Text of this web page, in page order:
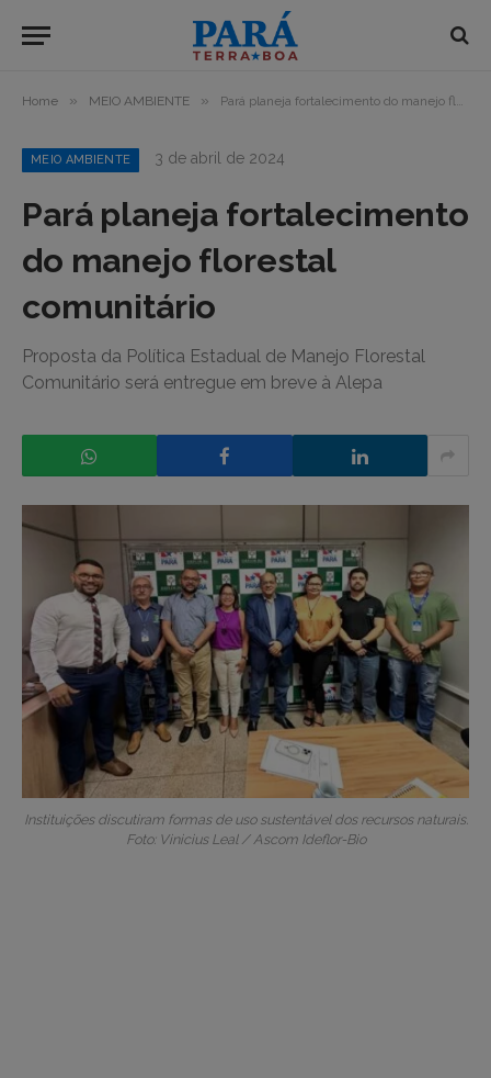
Home » MEIO AMBIENTE » Pará planeja fortalecimento do manejo florestal comunitário
MEIO AMBIENTE 3 de abril de 2024
Pará planeja fortalecimento
do manejo florestal
comunitário
Proposta da Política Estadual de Manejo Florestal
Comunitário será entregue em breve à Alepa
Instituições discutiram formas de uso sustentável dos recursos naturais.
Foto: Vinicius Leal / Ascom Ideflor-Bio